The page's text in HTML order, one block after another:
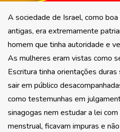
A sociedade de Israel, como
antigas, era extremamente
homem que tinha autoridade e
As mulheres eram vistas como
Escritura tinha orientações
sair em público
como testemunhas em
sinagogas nem estudar a lei
menstrual, ficavam impuras e